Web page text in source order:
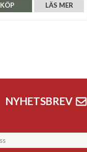
LÄS MER
KÖP
NYHETSBREV